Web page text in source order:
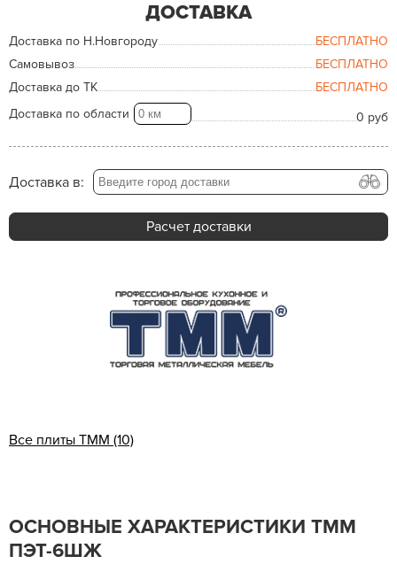
ДОСТАВКА
Доставка по Н.Новгороду
БЕСПЛАТНО
Самовывоз
БЕСПЛАТНО
Доставка до ТК
БЕСПЛАТНО
Доставка по области
0 руб
Доставка в:
Расчет доставки
Все плиты ТММ (10)
ОСНОВНЫЕ ХАРАКТЕРИСТИКИ ТММ
ПЭТ-6ШЖ